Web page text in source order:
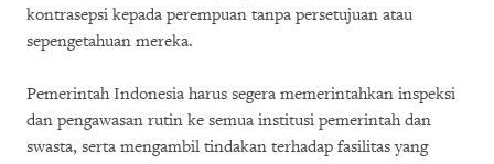
kontrasepsi kepada perempuan tanpa persetujuan atau
sepengetahuan mereka.
Pemerintah Indonesia harus segera memerintahkan inspeksi
dan pengawasan rutin ke semua institusi pemerintah dan
swasta, serta mengambil tindakan terhadap fasilitas yang